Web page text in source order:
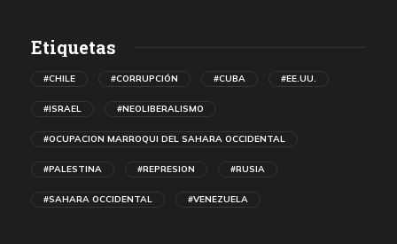
Etiquetas
#CHILE #CORRUPCIÓN #CUBA #EE.UU.
#ISRAEL #NEOLIBERALISMO
#OCUPACION MARROQUI DEL SAHARA OCCIDENTAL
#PALESTINA #REPRESION #RUSIA
#SAHARA OCCIDENTAL #VENEZUELA